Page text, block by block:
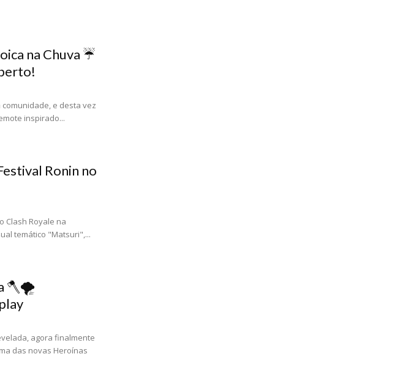
na Chuva ☔
e desta vez
inspirado...
Ronin no
Clash Royale na
temático "Matsuri",...
🪓🌪️
agora finalmente
das novas Heroínas